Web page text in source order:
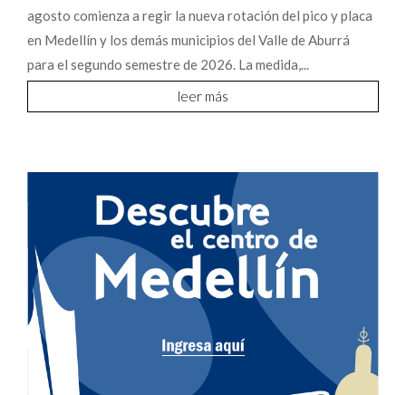
agosto comienza a regir la nueva rotación del pico y placa
en Medellín y los demás municipios del Valle de Aburrá
para el segundo semestre de 2026. La medida,...
leer más